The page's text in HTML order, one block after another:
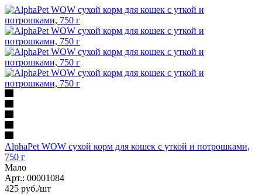
AlphaPet WOW сухой корм для кошек с уткой и потрошками,
750 г
Мало
Арт.: 00001084
425 руб./шт